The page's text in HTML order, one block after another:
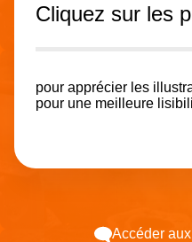
Cliquez sur les
pour apprécier les
pour une meilleure
Accéder